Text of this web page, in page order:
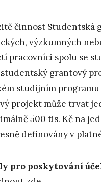
činnost Studentská
výzkumných
pracovníci spolu se
grantový
studijním programu
projekt může trvat
500 tis. Kč na
definovány v
pro poskytování